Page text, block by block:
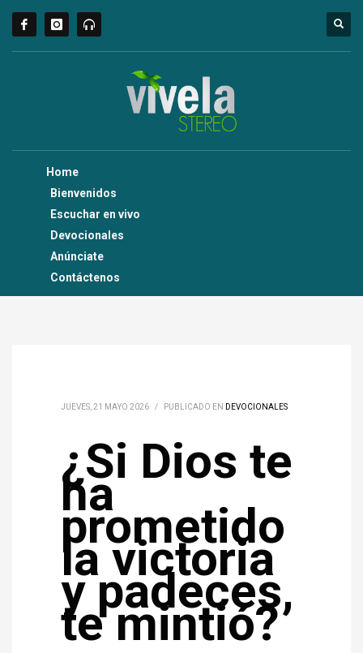
Home
Bienvenidos
Escuchar en vivo
Devocionales
Anúnciate
Contáctenos
JUEVES, 21 MAYO 2026 / PUBLICADO EN DEVOCIONALES
¿Si Dios te
ha
prometido
la victoria
y padeces,
te mintió?